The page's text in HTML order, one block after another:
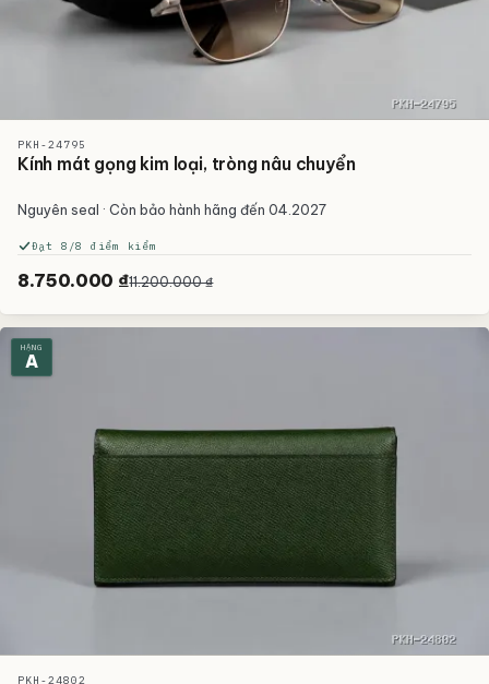
PKH-24795
Kính mát gọng kim loại, tròng nâu chuyển
Nguyên seal · Còn bảo hành hãng đến 04.2027
Đạt 8/8 điểm kiểm
8.750.000 ₫11.200.000 ₫
HẠNG
A
PKH-24802